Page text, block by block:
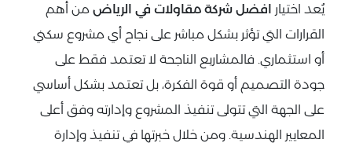
يُعد اختيار افضل شركة مقاولات في الرياض من أهم
القرارات التي تؤثر بشكل مباشر على نجاح أي مشروع سكني
أو استثماري. فالمشاريع الناجحة لا تعتمد فقط على
جودة التصميم أو قوة الفكرة، بل تعتمد بشكل أساسي
على الجهة التي تتولى تنفيذ المشروع وإدارته وفق أعلى
المعايير الهندسية. ومن خلال خبرتها في تنفيذ وإدارة